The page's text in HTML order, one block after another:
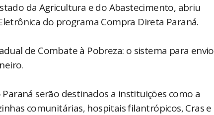
da Agricultura e do Abastecimento, abriu
do programa Compra Direta Paraná.
de Combate à Pobreza: o sistema para envio
serão destinados a instituições como a
comunitárias, hospitais filantrópicos, Cras e